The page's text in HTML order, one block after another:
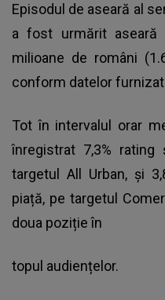
Episodul de aseară al
a fost urmărit
milioane de români
conform datelor
Tot în intervalul orar
înregistrat 7,3%
targetul All Urban, și
piață, pe targetul
doua poziție în
topul audiențelor.